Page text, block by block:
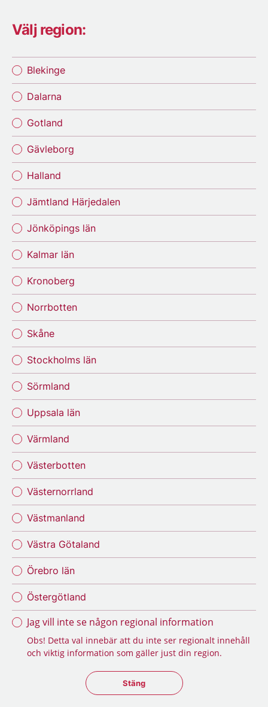
Välj region:
Blekinge
Dalarna
Gotland
Gävleborg
Halland
Jämtland Härjedalen
Jönköpings län
Kalmar län
Kronoberg
Norrbotten
Skåne
Stockholms län
Sörmland
Uppsala län
Värmland
Västerbotten
Västernorrland
Västmanland
Västra Götaland
Örebro län
Östergötland
Jag vill inte se någon regional information
Obs! Detta val innebär att du inte ser regionalt innehåll
och viktig information som gäller just din region.
Stäng regionsväljaren
Stäng